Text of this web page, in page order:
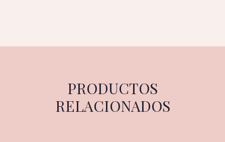
PRODUCTOS
RELACIONADOS